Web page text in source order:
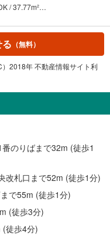
～65.47m²
（無料）
2018年 不動産情報サイト利
のりばまで32m (徒歩1
改札口まで52m (徒歩1分)
で55m (徒歩1分)
(徒歩3分)
(徒歩4分)